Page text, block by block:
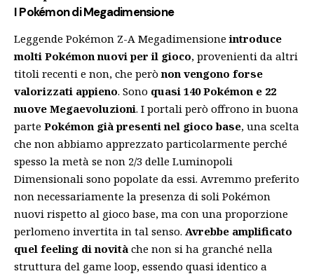
I Pokémon di Megadimensione
Leggende Pokémon Z-A Megadimensioneintroduce
molti Pokémon nuovi per il gioco, provenienti da altri
titoli recenti e non, che perònon vengono forse
valorizzati appieno. Sono quasi 140 Pokémon e 22
nuove Megaevoluzioni. I portali però offrono in buona
parte Pokémon già presenti nel gioco base, una scelta
che non abbiamo apprezzato particolarmente perché
spesso la metà se non 2/3 delle Luminopoli
Dimensionali sono popolate da essi. Avremmo preferito
non necessariamente la presenza di soli Pokémon
nuovi rispetto al gioco base, ma con una proporzione
perlomeno invertita in tal senso. Avrebbe amplificato
quel feeling di novità che non si ha granché nella
struttura del game loop, essendo quasi identico a